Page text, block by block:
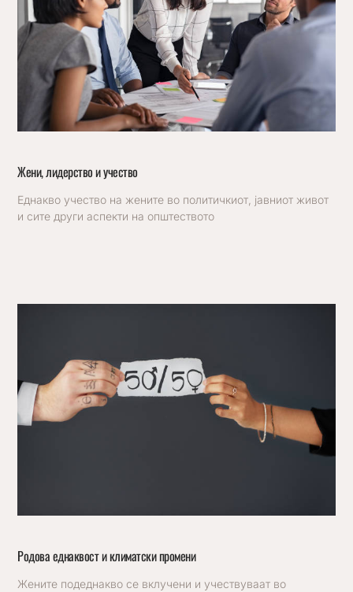
Жени, лидерство и учество
Еднакво учество на жените во политичкиот, јавниот живот
и сите други аспекти на општеството
Родова еднаквост и климатски промени
Жените подеднакво се вклучени и учествуваат во